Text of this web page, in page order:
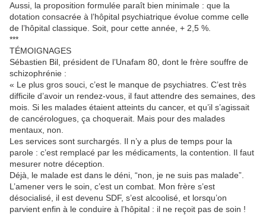
Aussi, la proposition formulée paraît bien minimale : que la
dotation consacrée à l’hôpital psychiatrique évolue comme celle
de l’hôpital classique. Soit, pour cette année, + 2,5 %.
***
TÉMOIGNAGES
Sébastien Bil, président de l’Unafam 80, dont le frère souffre de
schizophrénie :
« Le plus gros souci, c’est le manque de psychiatres. C’est très
difficile d’avoir un rendez-vous, il faut attendre des semaines, des
mois. Si les malades étaient atteints du cancer, et qu’il s’agissait
de cancérologues, ça choquerait. Mais pour des malades
mentaux, non.
Les services sont surchargés. Il n’y a plus de temps pour la
parole : c’est remplacé par les médicaments, la contention. Il faut
mesurer notre déception.
Déjà, le malade est dans le déni, “non, je ne suis pas malade”.
L’amener vers le soin, c’est un combat. Mon frère s’est
désocialisé, il est devenu SDF, s’est alcoolisé, et lorsqu’on
parvient enfin à le conduire à l’hôpital : il ne reçoit pas de soin !